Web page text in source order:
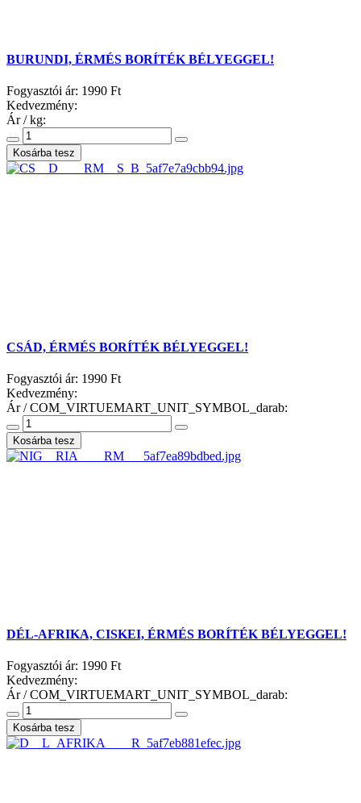
BURUNDI, ÉRMÉS BORÍTÉK BÉLYEGGEL!
Fogyasztói ár: 1990 Ft
Kedvezmény:
Ár / kg:
CSÁD, ÉRMÉS BORÍTÉK BÉLYEGGEL!
Fogyasztói ár: 1990 Ft
Kedvezmény:
Ár / COM_VIRTUEMART_UNIT_SYMBOL_darab:
DÉL-AFRIKA, CISKEI, ÉRMÉS BORÍTÉK BÉLYEGGEL!
Fogyasztói ár: 1990 Ft
Kedvezmény:
Ár / COM_VIRTUEMART_UNIT_SYMBOL_darab: